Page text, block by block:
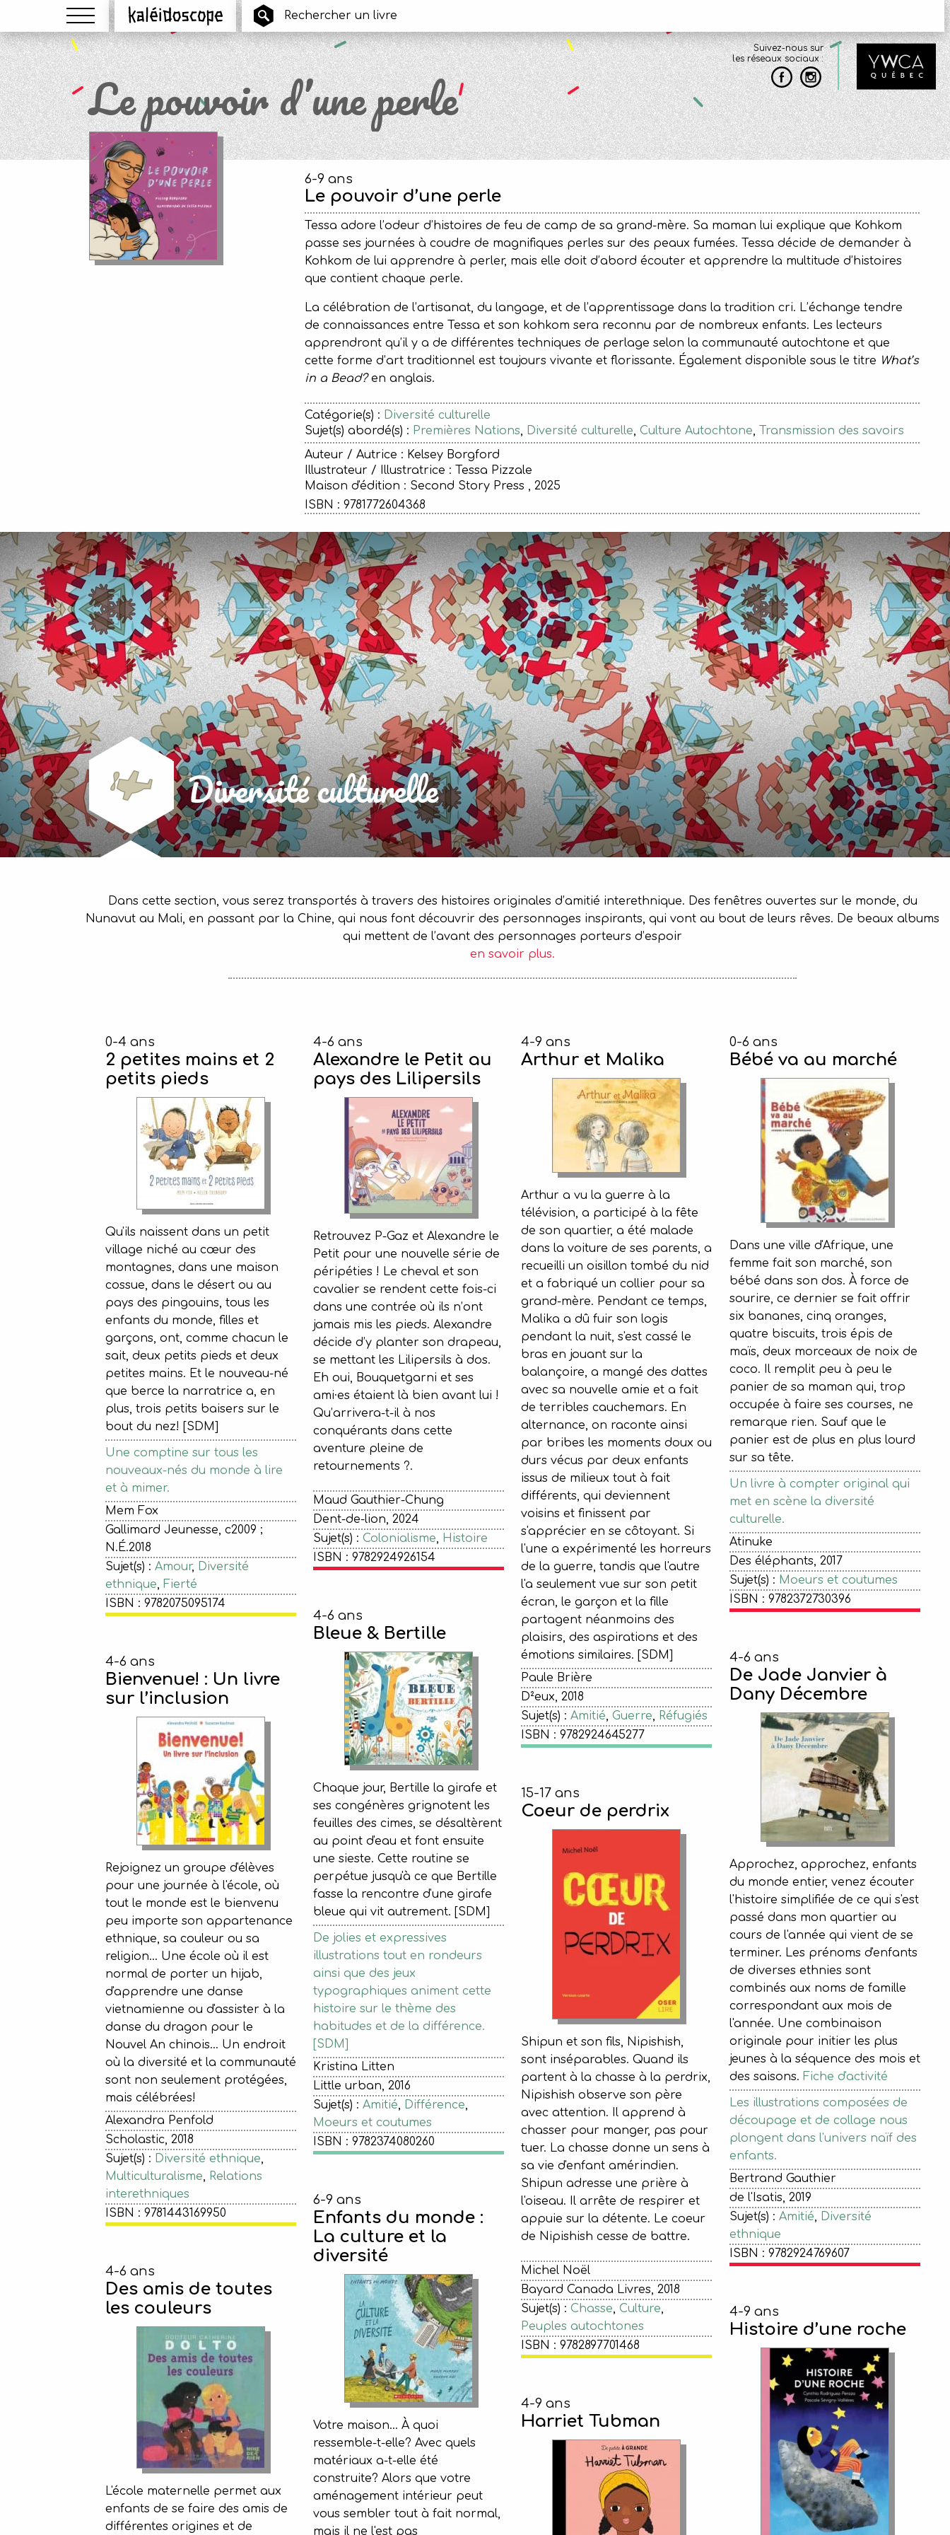
Menu Kaléidoscope
Suivez-nous sur
les réseaux sociaux :
Le pouvoir d’une perle
6-9 ans
Le pouvoir d’une perle
Tessa adore l’odeur d’histoires de feu de camp de sa grand-mère. Sa maman lui explique que Kohkom
passe ses journées à coudre de magnifiques perles sur des peaux fumées. Tessa décide de demander à
Kohkom de lui apprendre à perler, mais elle doit d’abord écouter et apprendre la multitude d’histoires
que contient chaque perle.
La célébration de l’artisanat, du langage, et de l’apprentissage dans la tradition cri. L’échange tendre
de connaissances entre Tessa et son kohkom sera reconnu par de nombreux enfants. Les lecteurs
apprendront qu’il y a de différentes techniques de perlage selon la communauté autochtone et que
cette forme d’art traditionnel est toujours vivante et florissante. Également disponible sous le titre What’s
in a Bead?en anglais.
Catégorie(s) : Diversité culturelle
Sujet(s) abordé(s) : Premières Nations, Diversité culturelle, Culture Autochtone, Transmission des savoirs
Auteur / Autrice : Kelsey Borgford
Illustrateur / Illustratrice : Tessa Pizzale
Maison d'édition : Second Story Press , 2025
ISBN : 9781772604368
Diversité culturelle
Dans cette section, vous serez transportés à travers des histoires originales d’amitié interethnique. Des fenêtres ouvertes sur le monde, du
Nunavut au Mali, en passant par la Chine, qui nous font découvrir des personnages inspirants, qui vont au bout de leurs rêves. De beaux albums
qui mettent de l’avant des personnages porteurs d’espoir
en savoir plus.
0-4 ans
2 petites mains et 2
petits pieds
Qu'ils naissent dans un petit
village niché au cœur des
montagnes, dans une maison
cossue, dans le désert ou au
pays des pingouins, tous les
enfants du monde, filles et
garçons, ont, comme chacun le
sait, deux petits pieds et deux
petites mains. Et le nouveau-né
que berce la narratrice a, en
plus, trois petits baisers sur le
bout du nez! [SDM]
Une comptine sur tous les
nouveaux-nés du monde à lire
et à mimer.
Mem Fox
Gallimard Jeunesse, c2009 ;
N.É.2018
Sujet(s) : Amour, Diversité
ethnique, Fierté
ISBN : 9782075095174
4-6 ans
Alexandre le Petit au
pays des Lilipersils
Retrouvez P-Gaz et Alexandre le
Petit pour une nouvelle série de
péripéties ! Le cheval et son
cavalier se rendent cette fois-ci
dans une contrée où ils n’ont
jamais mis les pieds. Alexandre
décide d’y planter son drapeau,
se mettant les Lilipersils à dos.
Eh oui, Bouquetgarni et ses
ami·es étaient là bien avant lui !
Qu’arrivera-t-il à nos
conquérants dans cette
aventure pleine de
retournements ?.
Maud Gauthier-Chung
Dent-de-lion, 2024
Sujet(s) : Colonialisme, Histoire
ISBN : 9782924926154
4-9 ans
Arthur et Malika
Arthur a vu la guerre à la
télévision, a participé à la fête
de son quartier, a été malade
dans la voiture de ses parents, a
recueilli un oisillon tombé du nid
et a fabriqué un collier pour sa
grand-mère. Pendant ce temps,
Malika a dû fuir son logis
pendant la nuit, s'est cassé le
bras en jouant sur la
balançoire, a mangé des dattes
avec sa nouvelle amie et a fait
de terribles cauchemars. En
alternance, on raconte ainsi
par bribes les moments doux ou
durs vécus par deux enfants
issus de milieux tout à fait
différents, qui deviennent
voisins et finissent par
s'apprécier en se côtoyant. Si
l'une a expérimenté les horreurs
de la guerre, tandis que l'autre
l'a seulement vue sur son petit
écran, le garçon et la fille
partagent néanmoins des
plaisirs, des aspirations et des
émotions similaires. [SDM]
Paule Brière
D²eux, 2018
Sujet(s) : Amitié, Guerre, Réfugiés
ISBN : 9782924645277
0-6 ans
Bébé va au marché
Dans une ville d'Afrique, une
femme fait son marché, son
bébé dans son dos. À force de
sourire, ce dernier se fait offrir
six bananes, cinq oranges,
quatre biscuits, trois épis de
maïs, deux morceaux de noix de
coco. Il remplit peu à peu le
panier de sa maman qui, trop
occupée à faire ses courses, ne
remarque rien. Sauf que le
panier est de plus en plus lourd
sur sa tête.
Un livre à compter original qui
met en scène la diversité
culturelle.
Atinuke
Des éléphants, 2017
Sujet(s) : Moeurs et coutumes
ISBN : 9782372730396
4-6 ans
Bienvenue! : Un livre
sur l’inclusion
Rejoignez un groupe d'élèves
pour une journée à l'école, où
tout le monde est le bienvenu
peu importe son appartenance
ethnique, sa couleur ou sa
religion… Une école où il est
normal de porter un hijab,
d'apprendre une danse
vietnamienne ou d'assister à la
danse du dragon pour le
Nouvel An chinois… Un endroit
où la diversité et la communauté
sont non seulement protégées,
mais célébrées!
Alexandra Penfold
Scholastic, 2018
Sujet(s) : Diversité ethnique,
Multiculturalisme, Relations
interethniques
ISBN : 9781443169950
4-6 ans
Bleue & Bertille
Chaque jour, Bertille la girafe et
ses congénères grignotent les
feuilles des cimes, se désaltèrent
au point d'eau et font ensuite
une sieste. Cette routine se
perpétue jusqu'à ce que Bertille
fasse la rencontre d'une girafe
bleue qui vit autrement. [SDM]
De jolies et expressives
illustrations tout en rondeurs
ainsi que des jeux
typographiques animent cette
histoire sur le thème des
habitudes et de la différence.
[SDM]
Kristina Litten
Little urban, 2016
Sujet(s) : Amitié, Différence,
Moeurs et coutumes
ISBN : 9782374080260
15-17 ans
Coeur de perdrix
Shipun et son fils, Nipishish,
sont inséparables. Quand ils
partent à la chasse à la perdrix,
Nipishish observe son père
avec attention. Il apprend à
chasser pour manger, pas pour
tuer. La chasse donne un sens à
sa vie d'enfant amérindien.
Shipun adresse une prière à
l'oiseau. Il arrête de respirer et
appuie sur la détente. Le coeur
de Nipishish cesse de battre.
Michel Noël
Bayard Canada Livres, 2018
Sujet(s) : Chasse, Culture,
Peuples autochtones
ISBN : 9782897701468
4-6 ans
De Jade Janvier à
Dany Décembre
Approchez, approchez, enfants
du monde entier, venez écouter
l'histoire simplifiée de ce qui s'est
passé dans mon quartier au
cours de l'année qui vient de se
terminer. Les prénoms d'enfants
de diverses ethnies sont
combinés aux noms de famille
correspondant aux mois de
l'année. Une combinaison
originale pour initier les plus
jeunes à la séquence des mois et
des saisons. Fiche d'activité
Les illustrations composées de
découpage et de collage nous
plongent dans l'univers naïf des
enfants.
Bertrand Gauthier
de l'Isatis, 2019
Sujet(s) : Amitié, Diversité
ethnique
ISBN : 9782924769607
4-6 ans
Des amis de toutes
les couleurs
L'école maternelle permet aux
enfants de se faire des amis de
différentes origines et de
6-9 ans
Enfants du monde :
La culture et la
diversité
Votre maison... À quoi
ressemble-t-elle? Avec quels
matériaux a-t-elle été
construite? Alors que votre
aménagement intérieur peut
vous sembler tout à fait normal,
mais il ne l'est pas
4-9 ans
Harriet Tubman
4-9 ans
Histoire d’une roche